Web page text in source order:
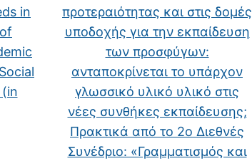
in
(in
προτεραιότητας και στις δομές
υποδοχής για την εκπαίδευση
των προσφύγων:
ανταποκρίνεται το υπάρχον
γλωσσικό υλικό υλικό στις
νέες συνθήκες εκπαίδευσης;
Πρακτικά από το 2o Διεθνές
Συνέδριο: «Γραμματισμός και